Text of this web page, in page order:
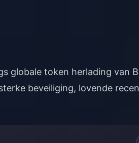
globale token herlading van
beveiliging, lovende